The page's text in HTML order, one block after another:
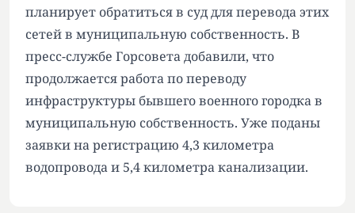
планирует обратиться в суд для перевода этих
сетей в муниципальную собственность. В
пресс-службе Горсовета добавили, что
продолжается работа по переводу
инфраструктуры бывшего военного городка в
муниципальную собственность. Уже поданы
заявки на регистрацию 4,3 километра
водопровода и 5,4 километра канализации.